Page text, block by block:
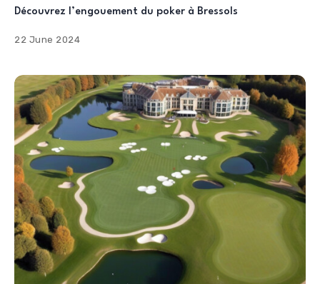
Découvrez l’engouement du poker à Bressols
22 June 2024